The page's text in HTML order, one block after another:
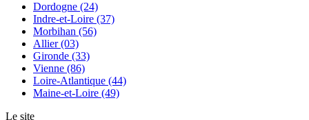
Dordogne (24)
Indre-et-Loire (37)
Morbihan (56)
Allier (03)
Gironde (33)
Vienne (86)
Loire-Atlantique (44)
Maine-et-Loire (49)
Le site